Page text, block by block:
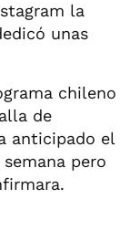
la
unas
chileno
de
anticipado el
pero